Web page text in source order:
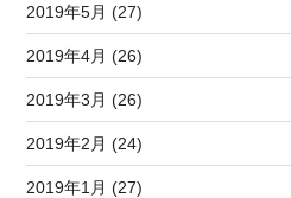
2019年5月 (27)
2019年4月 (26)
2019年3月 (26)
2019年2月 (24)
2019年1月 (27)